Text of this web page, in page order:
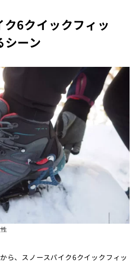
ク6クイックフィッ
シーン
ら、スノースパイク6クイックフィッ